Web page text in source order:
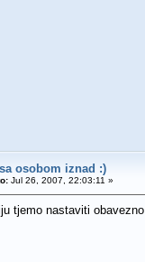
osobom iznad :)
Jul 26, 2007, 22:03:11 »
tjemo nastaviti obavezno